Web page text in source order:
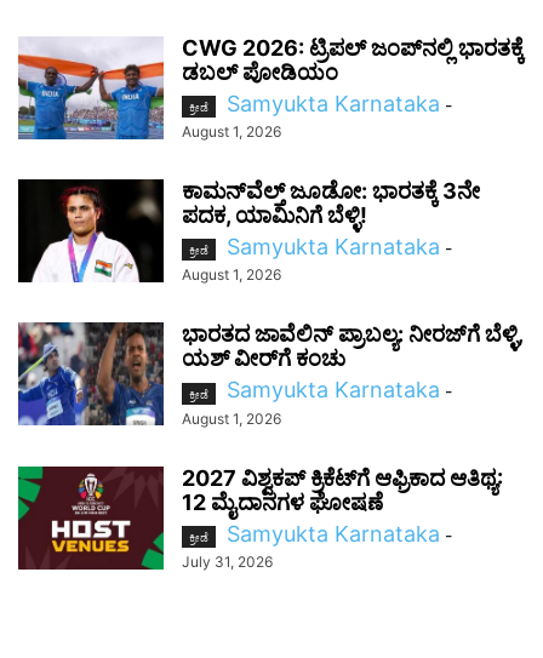
CWG 2026: ಟ್ರಿಪಲ್ ಜಂಪ್‌ನಲ್ಲಿ ಭಾರತಕ್ಕೆ
ಡಬಲ್ ಪೋಡಿಯಂ
ಕ್ರೀಡೆ Samyukta Karnataka -
August 1, 2026
ಕಾಮನ್‌ವೆಲ್ತ್ ಜೂಡೋ: ಭಾರತಕ್ಕೆ 3ನೇ
ಪದಕ, ಯಾಮಿನಿಗೆ ಬೆಳ್ಳಿ!
ಕ್ರೀಡೆ Samyukta Karnataka -
August 1, 2026
ಭಾರತದ ಜಾವೆಲಿನ್ ಪ್ರಾಬಲ್ಯ: ನೀರಜ್‌ಗೆ ಬೆಳ್ಳಿ,
ಯಶ್ ವೀರ್‌ಗೆ ಕಂಚು
ಕ್ರೀಡೆ Samyukta Karnataka -
August 1, 2026
2027 ವಿಶ್ವಕಪ್‌ ಕ್ರಿಕೆಟ್‌ಗೆ ಆಫ್ರಿಕಾದ ಆತಿಥ್ಯ:
12 ಮೈದಾನಗಳ ಘೋಷಣೆ
ಕ್ರೀಡೆ Samyukta Karnataka -
July 31, 2026